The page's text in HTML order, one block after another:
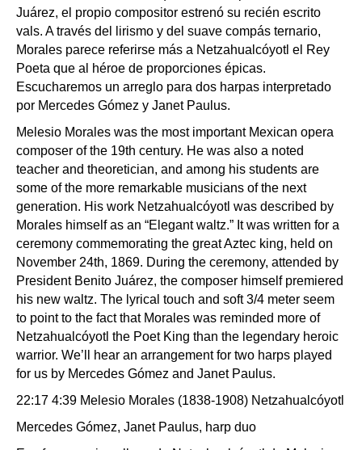
Juárez, el propio compositor estrenó su recién escrito
vals. A través del lirismo y del suave compás ternario,
Morales parece referirse más a Netzahualcóyotl el Rey
Poeta que al héroe de proporciones épicas.
Escucharemos un arreglo para dos harpas interpretado
por Mercedes Gómez y Janet Paulus.
Melesio Morales was the most important Mexican opera
composer of the 19th century. He was also a noted
teacher and theoretician, and among his students are
some of the more remarkable musicians of the next
generation. His work Netzahualcóyotl was described by
Morales himself as an “Elegant waltz.” It was written for a
ceremony commemorating the great Aztec king, held on
November 24th, 1869. During the ceremony, attended by
President Benito Juárez, the composer himself premiered
his new waltz. The lyrical touch and soft 3/4 meter seem
to point to the fact that Morales was reminded more of
Netzahualcóyotl the Poet King than the legendary heroic
warrior. We’ll hear an arrangement for two harps played
for us by Mercedes Gómez and Janet Paulus.
22:17 4:39 Melesio Morales (1838-1908) Netzahualcóyotl
Mercedes Gómez, Janet Paulus, harp duo